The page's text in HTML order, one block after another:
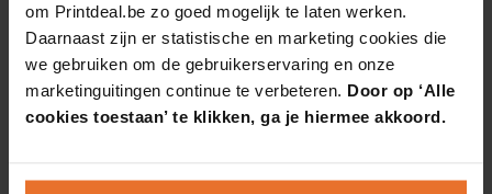
om Printdeal.be zo goed mogelijk te laten werken.
Daarnaast zijn er statistische en marketing cookies die
we gebruiken om de gebruikerservaring en onze
marketinguitingen continue te verbeteren. Door op ‘Alle
cookies toestaan’ te klikken, ga je hiermee akkoord.